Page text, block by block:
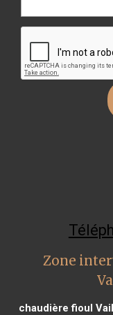
Zone
chaudière fioul